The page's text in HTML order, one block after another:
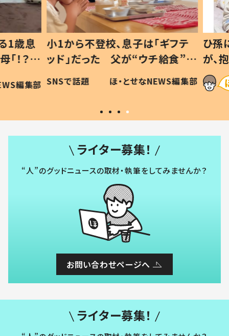
歳息
？」
編集部
小1から不登校、息子は「ギフテ
ッド」だった 父が“ウチ給食”を
作り続ける理由とは #令和の親
#令和の子
SNSで話題 ほ・とせなNEWS編集部
ひ孫
が、抱
「涙が
い」
ライター募集！
“人”のグッドニュースの取材・執筆をしてみませんか？
お問い合わせページへ
ライター募集！